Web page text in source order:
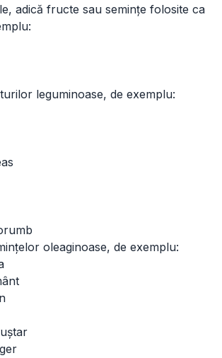
adică fructe sau semințe folosite ca
leguminoase, de exemplu:
oleaginoase, de exemplu: